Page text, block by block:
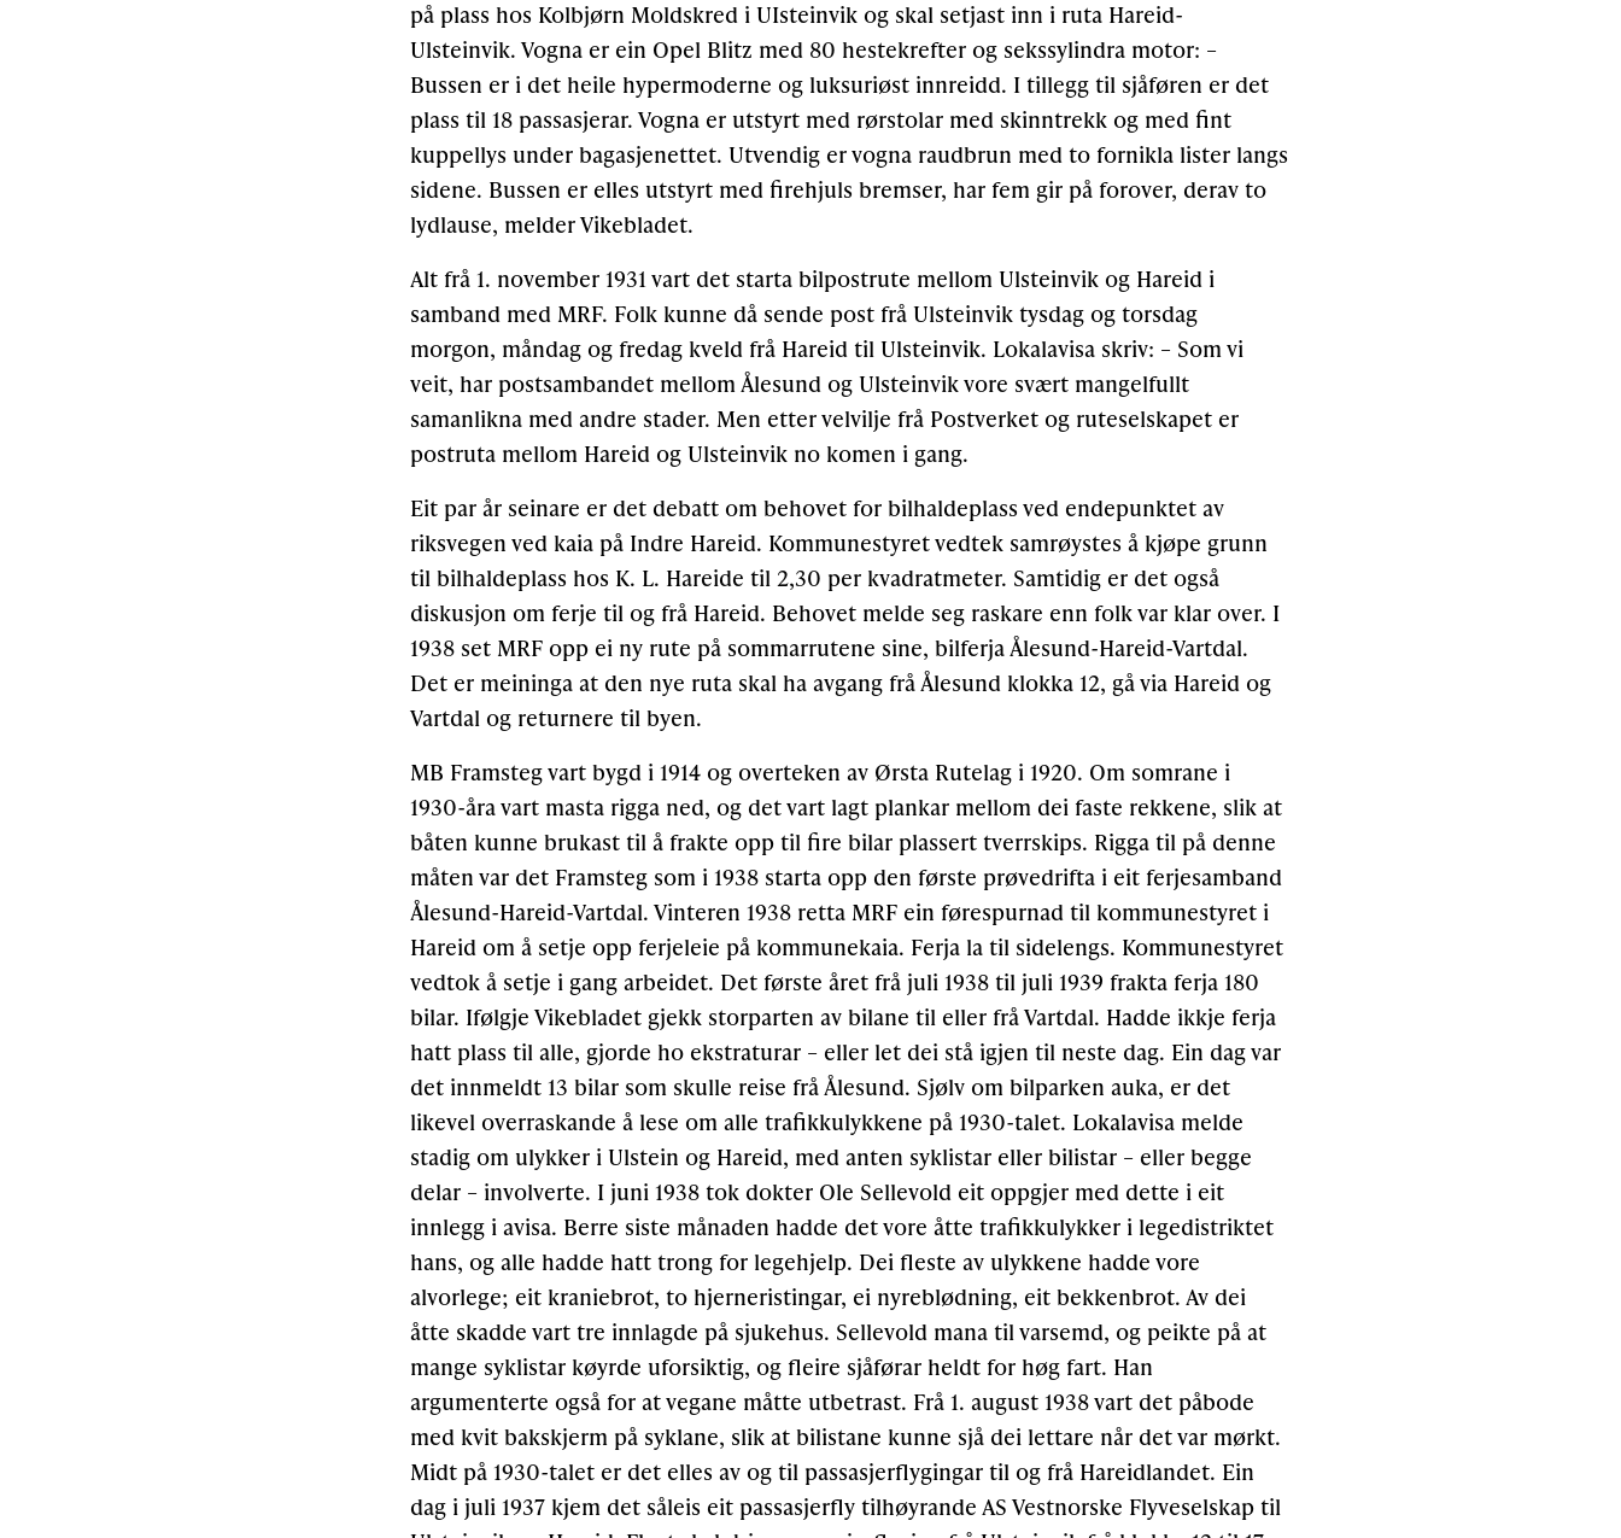
på plass hos Kolbjørn Moldskred i UIsteinvik og skal setjast inn i ruta Hareid-
Ulsteinvik. Vogna er ein Opel Blitz med 80 hestekrefter og sekssylindra motor: –
Bussen er i det heile hypermoderne og luksuriøst innreidd. I tillegg til sjåføren er det
plass til 18 passasjerar. Vogna er utstyrt med rørstolar med skinntrekk og med fint
kuppellys under bagasjenettet. Utvendig er vogna raudbrun med to fornikla lister langs
sidene. Bussen er elles utstyrt med firehjuls bremser, har fem gir på forover, derav to
lydlause, melder Vikebladet.
Alt frå 1. november 1931 vart det starta bilpostrute mellom Ulsteinvik og Hareid i
samband med MRF. Folk kunne då sende post frå Ulsteinvik tysdag og torsdag
morgon, måndag og fredag kveld frå Hareid til Ulsteinvik. Lokalavisa skriv: – Som vi
veit, har postsambandet mellom Ålesund og Ulsteinvik vore svært mangelfullt
samanlikna med andre stader. Men etter velvilje frå Postverket og ruteselskapet er
postruta mellom Hareid og Ulsteinvik no komen i gang.
Eit par år seinare er det debatt om behovet for bilhaldeplass ved endepunktet av
riksvegen ved kaia på Indre Hareid. Kommunestyret vedtek samrøystes å kjøpe grunn
til bilhaldeplass hos K. L. Hareide til 2,30 per kvadratmeter. Samtidig er det også
diskusjon om ferje til og frå Hareid. Behovet melde seg raskare enn folk var klar over. I
1938 set MRF opp ei ny rute på sommarrutene sine, bilferja Ålesund-Hareid-Vartdal.
Det er meininga at den nye ruta skal ha avgang frå Ålesund klokka 12, gå via Hareid og
Vartdal og returnere til byen.
MB Framsteg vart bygd i 1914 og overteken av Ørsta Rutelag i 1920. Om somrane i
1930-åra vart masta rigga ned, og det vart lagt plankar mellom dei faste rekkene, slik at
båten kunne brukast til å frakte opp til fire bilar plassert tverrskips. Rigga til på denne
måten var det Framsteg som i 1938 starta opp den første prøvedrifta i eit ferjesamband
Ålesund-Hareid-Vartdal. Vinteren 1938 retta MRF ein førespurnad til kommunestyret i
Hareid om å setje opp ferjeleie på kommunekaia. Ferja la til sidelengs. Kommunestyret
vedtok å setje i gang arbeidet. Det første året frå juli 1938 til juli 1939 frakta ferja 180
bilar. Ifølgje Vikebladet gjekk storparten av bilane til eller frå Vartdal. Hadde ikkje ferja
hatt plass til alle, gjorde ho ekstraturar – eller let dei stå igjen til neste dag. Ein dag var
det innmeldt 13 bilar som skulle reise frå Ålesund. Sjølv om bilparken auka, er det
likevel overraskande å lese om alle trafikkulykkene på 1930-talet. Lokalavisa melde
stadig om ulykker i Ulstein og Hareid, med anten syklistar eller bilistar – eller begge
delar – involverte. I juni 1938 tok dokter Ole Sellevold eit oppgjer med dette i eit
innlegg i avisa. Berre siste månaden hadde det vore åtte trafikkulykker i legedistriktet
hans, og alle hadde hatt trong for legehjelp. Dei fleste av ulykkene hadde vore
alvorlege; eit kraniebrot, to hjerneristingar, ei nyreblødning, eit bekkenbrot. Av dei
åtte skadde vart tre innlagde på sjukehus. Sellevold mana til varsemd, og peikte på at
mange syklistar køyrde uforsiktig, og fleire sjåførar heldt for høg fart. Han
argumenterte også for at vegane måtte utbetrast. Frå 1. august 1938 vart det påbode
med kvit bakskjerm på syklane, slik at bilistane kunne sjå dei lettare når det var mørkt.
Midt på 1930-talet er det elles av og til passasjerflygingar til og frå Hareidlandet. Ein
dag i juli 1937 kjem det såleis eit passasjerfly tilhøyrande AS Vestnorske Flyveselskap til